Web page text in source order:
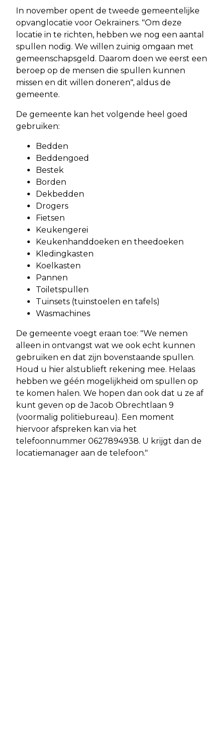
In november opent de tweede gemeentelijke
opvanglocatie voor Oekraïners. "Om deze
locatie in te richten, hebben we nog een aantal
spullen nodig. We willen zuinig omgaan met
gemeenschapsgeld. Daarom doen we eerst een
beroep op de mensen die spullen kunnen
missen en dit willen doneren", aldus de
gemeente.
De gemeente kan het volgende heel goed
gebruiken:
Bedden
Beddengoed
Bestek
Borden
Dekbedden
Drogers
Fietsen
Keukengerei
Keukenhanddoeken en theedoeken
Kledingkasten
Koelkasten
Pannen
Toiletspullen
Tuinsets (tuinstoelen en tafels)
Wasmachines
De gemeente voegt eraan toe: "We nemen
alleen in ontvangst wat we ook echt kunnen
gebruiken en dat zijn bovenstaande spullen.
Houd u hier alstublieft rekening mee. Helaas
hebben we géén mogelijkheid om spullen op
te komen halen. We hopen dan ook dat u ze af
kunt geven op de Jacob Obrechtlaan 9
(voormalig politiebureau). Een moment
hiervoor afspreken kan via het
telefoonnummer 0627894938. U krijgt dan de
locatiemanager aan de telefoon."